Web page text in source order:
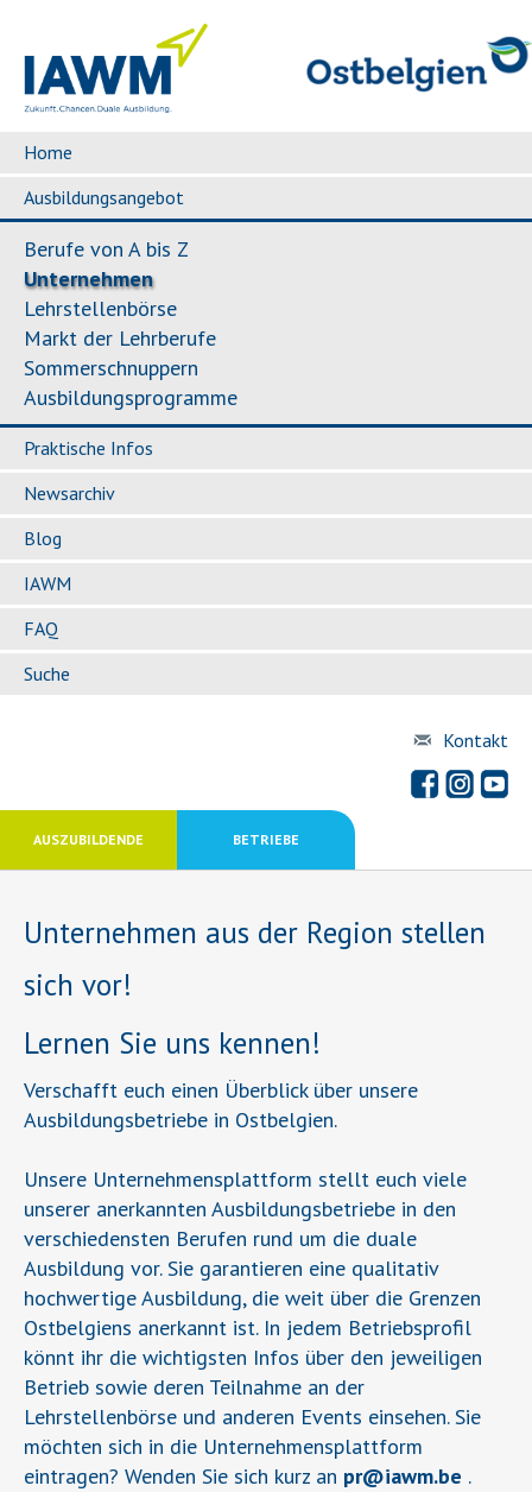
Home
Ausbildungsangebot
Berufe von A bis Z
Unternehmen
Lehrstellenbörse
Markt der Lehrberufe
Sommerschnuppern
Ausbildungsprogramme
Praktische Infos
Newsarchiv
Blog
IAWM
FAQ
Suche
Kontakt
AUSZUBILDENDE BETRIEBE
Unternehmen aus der Region stellen
sich vor!
Lernen Sie uns kennen!
Verschafft euch einen Überblick über unsere
Ausbildungsbetriebe in Ostbelgien.
Unsere Unternehmensplattform stellt euch viele
unserer anerkannten Ausbildungsbetriebe in den
verschiedensten Berufen rund um die duale
Ausbildung vor. Sie garantieren eine qualitativ
hochwertige Ausbildung, die weit über die Grenzen
Ostbelgiens anerkannt ist. In jedem Betriebsprofil
könnt ihr die wichtigsten Infos über den jeweiligen
Betrieb sowie deren Teilnahme an der
Lehrstellenbörse und anderen Events einsehen. Sie
möchten sich in die Unternehmensplattform
eintragen? Wenden Sie sich kurz an pr@iawm.be .